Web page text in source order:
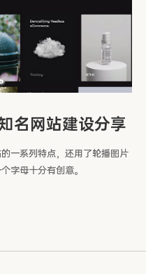
名网站建设分享
一系列特点，还用了轮播图片
字母十分有创意。